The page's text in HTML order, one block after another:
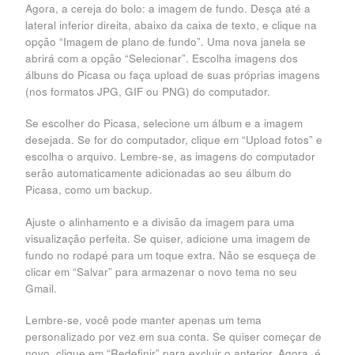
Agora, a cereja do bolo: a imagem de fundo. Desça até a
lateral inferior direita, abaixo da caixa de texto, e clique na
opção “Imagem de plano de fundo”. Uma nova janela se
abrirá com a opção “Selecionar”. Escolha imagens dos
álbuns do Picasa ou faça upload de suas próprias imagens
(nos formatos JPG, GIF ou PNG) do computador.
Se escolher do Picasa, selecione um álbum e a imagem
desejada. Se for do computador, clique em “Upload fotos” e
escolha o arquivo. Lembre-se, as imagens do computador
serão automaticamente adicionadas ao seu álbum do
Picasa, como um backup.
Ajuste o alinhamento e a divisão da imagem para uma
visualização perfeita. Se quiser, adicione uma imagem de
fundo no rodapé para um toque extra. Não se esqueça de
clicar em “Salvar” para armazenar o novo tema no seu
Gmail.
Lembre-se, você pode manter apenas um tema
personalizado por vez em sua conta. Se quiser começar de